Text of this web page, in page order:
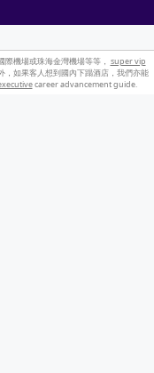
機場或珠海金灣機場等等， super vip
如果客人想到國內下蹋酒店，我們亦能
career advancement guide.